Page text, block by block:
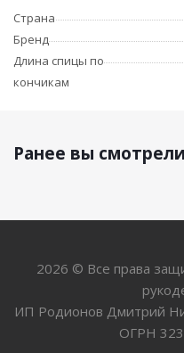
Страна
Бренд
Длина спицы по
кончикам
Ранее вы смотрели
2026 © Все права
ИП Родионов Дмитрий
ОГРН